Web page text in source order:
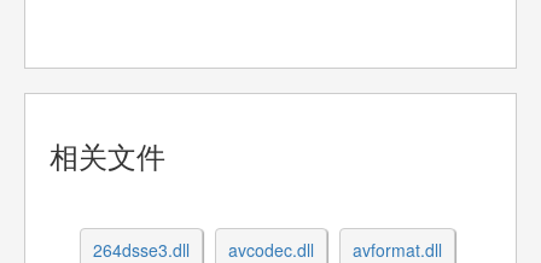
相关文件
264dsse3.dll avcodec.dll avformat.dll